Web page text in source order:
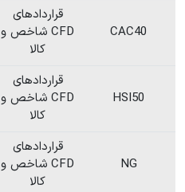
CAC40
قراردادهای
CFD شاخص و
کالا
HSI50
قراردادهای
CFD شاخص و
کالا
NG
قراردادهای
CFD شاخص و
کالا